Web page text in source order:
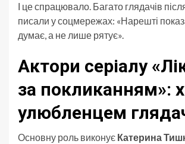
І це спрацювало. Багато глядачів
писали у соцмережах: «Нарешті
думає, а не лише рятує».
Актори серіалу
за покликанням»:
улюбленцем
Основну роль виконує Катерина